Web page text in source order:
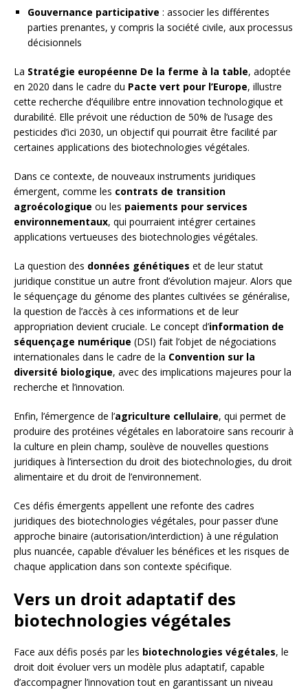
Gouvernance participative : associer les différentes
parties prenantes, y compris la société civile, aux processus
décisionnels
La Stratégie européenne De la ferme à la table, adoptée
en 2020 dans le cadre du Pacte vert pour l’Europe, illustre
cette recherche d’équilibre entre innovation technologique et
durabilité. Elle prévoit une réduction de 50% de l’usage des
pesticides d’ici 2030, un objectif qui pourrait être facilité par
certaines applications des biotechnologies végétales.
Dans ce contexte, de nouveaux instruments juridiques
émergent, comme les contrats de transition
agroécologique ou les paiements pour services
environnementaux, qui pourraient intégrer certaines
applications vertueuses des biotechnologies végétales.
La question des données génétiques et de leur statut
juridique constitue un autre front d’évolution majeur. Alors que
le séquençage du génome des plantes cultivées se généralise,
la question de l’accès à ces informations et de leur
appropriation devient cruciale. Le concept d’information de
séquençage numérique (DSI) fait l’objet de négociations
internationales dans le cadre de la Convention sur la
diversité biologique, avec des implications majeures pour la
recherche et l’innovation.
Enfin, l’émergence de l’agriculture cellulaire, qui permet de
produire des protéines végétales en laboratoire sans recourir à
la culture en plein champ, soulève de nouvelles questions
juridiques à l’intersection du droit des biotechnologies, du droit
alimentaire et du droit de l’environnement.
Ces défis émergents appellent une refonte des cadres
juridiques des biotechnologies végétales, pour passer d’une
approche binaire (autorisation/interdiction) à une régulation
plus nuancée, capable d’évaluer les bénéfices et les risques de
chaque application dans son contexte spécifique.
Vers un droit adaptatif des
biotechnologies végétales
Face aux défis posés par les biotechnologies végétales, le
droit doit évoluer vers un modèle plus adaptatif, capable
d’accompagner l’innovation tout en garantissant un niveau